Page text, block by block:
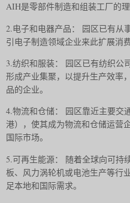
AIH是零部件制造和组装工厂的理
2.电子和电器产品： 园区已有从
引电子制造领域企业来此扩展消
3.纺织和服装： 园区已有纺织公
形成产业集聚，以提升生产效率
品的企业。
4.物流和仓储： 园区靠近主要交
港），使其成为物流和仓储运营
国际市场。
5.可再生能源： 随着全球向可持
板、风力涡轮机或电池生产等行
足本地和国际需求。